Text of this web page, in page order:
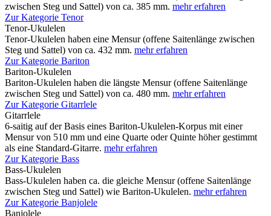
zwischen Steg und Sattel) von ca. 385 mm. mehr erfahren
Zur Kategorie Tenor
Tenor-Ukulelen
Tenor-Ukulelen haben eine Mensur (offene Saitenlänge zwischen
Steg und Sattel) von ca. 432 mm. mehr erfahren
Zur Kategorie Bariton
Bariton-Ukulelen
Bariton-Ukulelen haben die längste Mensur (offene Saitenlänge
zwischen Steg und Sattel) von ca. 480 mm. mehr erfahren
Zur Kategorie Gitarrlele
Gitarrlele
6-saitig auf der Basis eines Bariton-Ukulelen-Korpus mit einer
Mensur von 510 mm und eine Quarte oder Quinte höher gestimmt
als eine Standard-Gitarre. mehr erfahren
Zur Kategorie Bass
Bass-Ukulelen
Bass-Ukulelen haben ca. die gleiche Mensur (offene Saitenlänge
zwischen Steg und Sattel) wie Bariton-Ukulelen. mehr erfahren
Zur Kategorie Banjolele
Banjolele